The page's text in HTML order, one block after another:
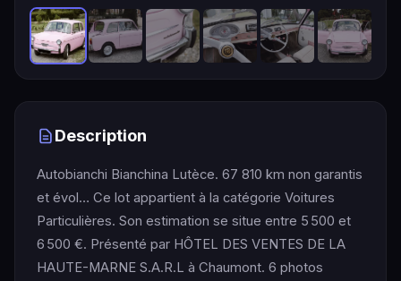
Description
Autobianchi Bianchina Lutèce. 67 810 km non garantis
et évol… Ce lot appartient à la catégorie Voitures
Particulières. Son estimation se situe entre 5 500 et
6 500 €. Présenté par HÔTEL DES VENTES DE LA
HAUTE-MARNE S.A.R.L à Chaumont. 6 photos